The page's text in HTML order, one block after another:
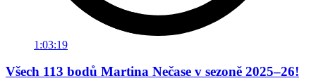
1:03:19
Všech 113 bodů Martina Nečase v sezoně 2025–26!